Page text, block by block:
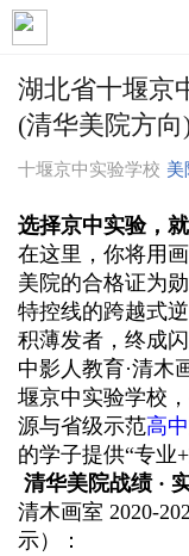
湖北省十堰京
(清华美院方
十堰京中实验学校 美
选择京中实验，
在这里，你将用
美院的合格证为
特控线的跨越式
积薄发者，终成闪
中影人教育·清木
堰京中实验学校
源与省级示范高中
的学子提供“专业+
清华美院战绩 ·
清木画室 2020-
示）：